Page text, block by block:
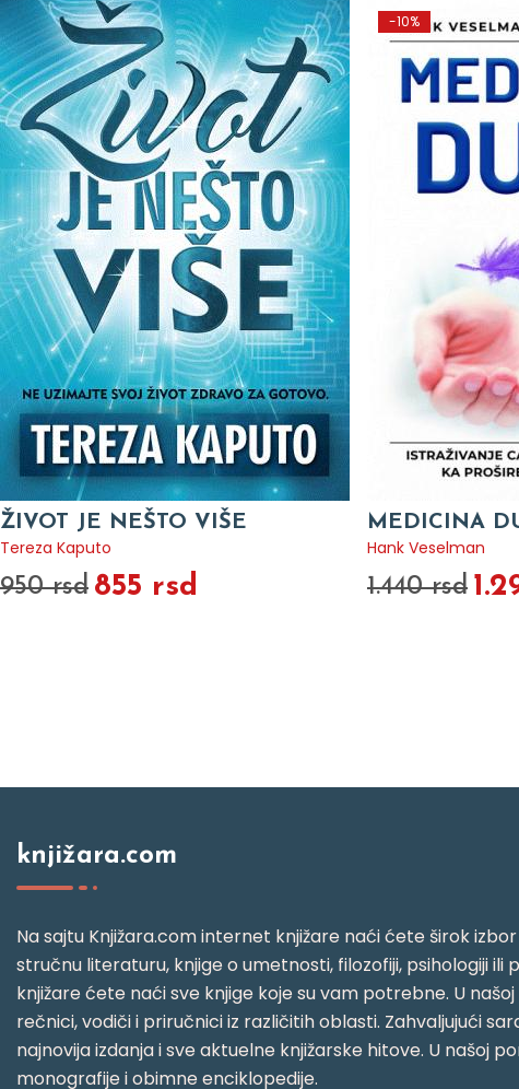
ŽIVOT JE NEŠTO VIŠE
Tereza Kaputo
950 rsd 855 rsd
-10%
MEDICINA
Hank Veselman
1.440 rsd
knjižara.com
Na sajtu Knjižara.com internet knjižare naći ćete širok
stručnu literaturu, knjige o umetnosti, filozofiji, psihologiji ili
knjižare ćete naći sve knjige koje su vam potrebne. U
rečnici, vodiči i priručnici iz različitih oblasti. Zahvaljujući
najnovija izdanja i sve aktuelne knjižarske hitove. U našoj
monografije i obimne enciklopedije.